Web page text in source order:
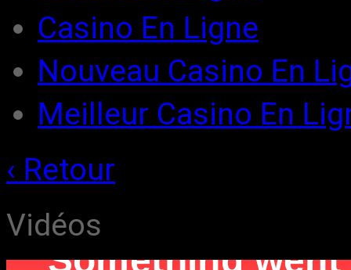
Casino En Ligne
Nouveau Casino En
Meilleur Casino En
‹ Retour
Vidéos